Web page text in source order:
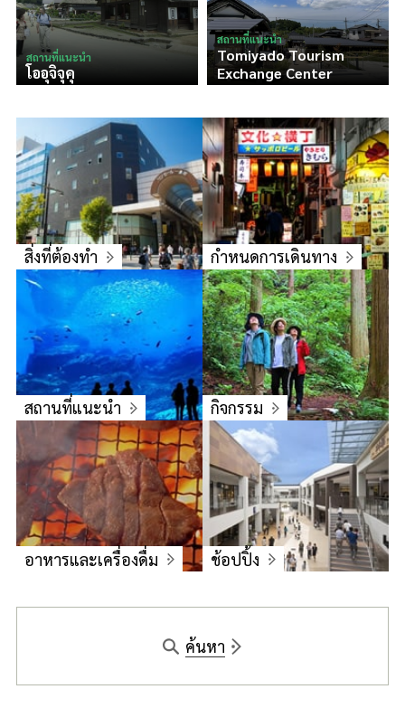
สถานที่แนะนำ
โออุจิจุคุ
สถานที่แนะนำ
Tomiyado Tourism
Exchange Center
สิ่งที่ต้องทำ กำหนดการเดินทาง
สถานที่แนะนำ กิจกรรม
อาหารและเครื่องดื่ม ช้อปปิ้ง
ค้นหา